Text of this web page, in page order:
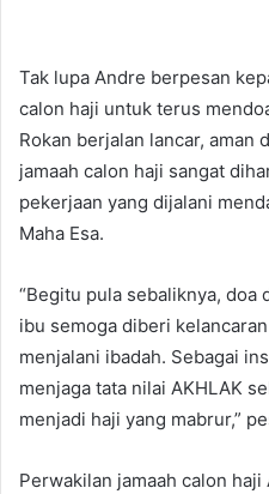
Tak lupa Andre berpesan
calon haji untuk terus
Rokan berjalan lancar, aman
jamaah calon haji sangat
pekerjaan yang dijalani
Maha Esa.
“Begitu pula sebaliknya, doa
ibu semoga diberi
menjalani ibadah. Sebagai
menjaga tata nilai AKHLAK
menjadi haji yang mabrur,”
Perwakilan jamaah calon